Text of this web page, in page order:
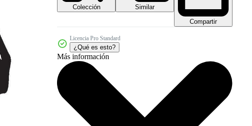
Colección
Similar
Compartir
Licencia Pro Standard
¿Qué es esto?
Más información